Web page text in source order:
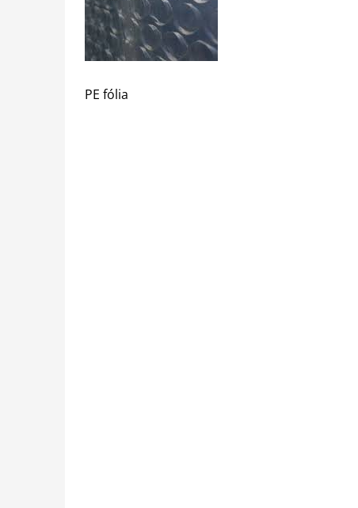
PE fólia